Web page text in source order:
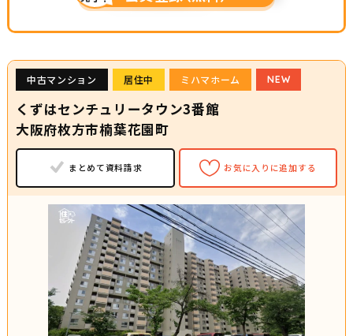
中古マンション 居住中 ミハマホーム NEW
くずはセンチュリータウン3番館
大阪府枚方市楠葉花園町
まとめて資料請求 お気に入りに追加する